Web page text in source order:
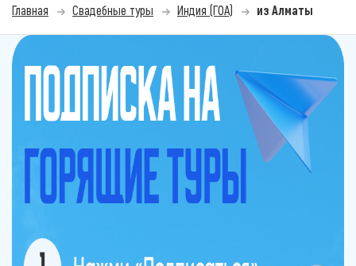
Главная Свадебные туры Индия (ГОА) из Алматы